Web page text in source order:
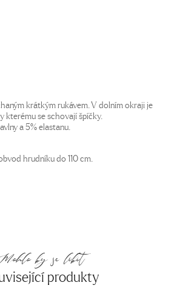
krátkým rukávem. V dolním okraji je
kterému se schovají špíčky.
a 5% elastanu.
hrudníku do 110 cm.
by se líbit
produkty